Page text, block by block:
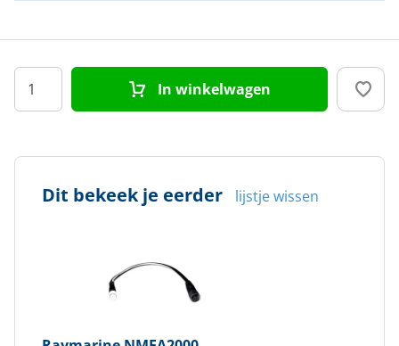
In winkelwagen
Dit bekeek je eerder lijstje wissen